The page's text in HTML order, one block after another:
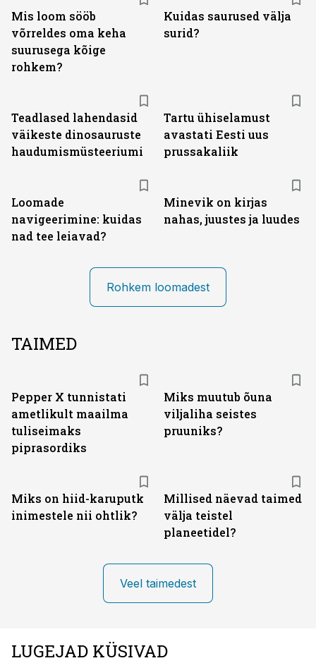
Mis loom sööb
võrreldes oma keha
suurusega kõige
rohkem?
Kuidas saurused välja
surid?
Teadlased lahendasid
väikeste dinosauruste
haudumismüsteeriumi
Tartu ühiselamust
avastati Eesti uus
prussakaliik
Loomade
navigeerimine: kuidas
nad tee leiavad?
Minevik on kirjas
nahas, juustes ja luudes
Rohkem loomadest
TAIMED
Pepper X tunnistati
ametlikult maailma
tuliseimaks
piprasordiks
Miks muutub õuna
viljaliha seistes
pruuniks?
Miks on hiid-karuputk
inimestele nii ohtlik?
Millised näevad taimed
välja teistel
planeetidel?
Veel taimedest
LUGEJAD KÜSIVAD